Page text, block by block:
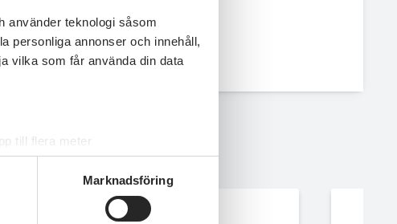
använder teknologi såsom
personliga annonser och innehåll,
vilka som får använda din data
till flera meter
i
detaljsektionen. Du kan ändra
Marknadsföring